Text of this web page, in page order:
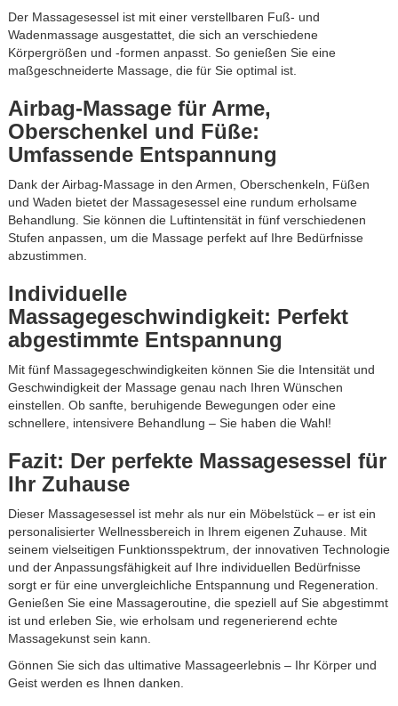
Der Massagesessel ist mit einer verstellbaren Fuß- und
Wadenmassage ausgestattet, die sich an verschiedene
Körpergrößen und -formen anpasst. So genießen Sie eine
maßgeschneiderte Massage, die für Sie optimal ist.
Airbag-Massage für Arme,
Oberschenkel und Füße:
Umfassende Entspannung
Dank der Airbag-Massage in den Armen, Oberschenkeln, Füßen
und Waden bietet der Massagesessel eine rundum erholsame
Behandlung. Sie können die Luftintensität in fünf verschiedenen
Stufen anpassen, um die Massage perfekt auf Ihre Bedürfnisse
abzustimmen.
Individuelle
Massagegeschwindigkeit: Perfekt
abgestimmte Entspannung
Mit fünf Massagegeschwindigkeiten können Sie die Intensität und
Geschwindigkeit der Massage genau nach Ihren Wünschen
einstellen. Ob sanfte, beruhigende Bewegungen oder eine
schnellere, intensivere Behandlung – Sie haben die Wahl!
Fazit: Der perfekte Massagesessel für
Ihr Zuhause
Dieser Massagesessel ist mehr als nur ein Möbelstück – er ist ein
personalisierter Wellnessbereich in Ihrem eigenen Zuhause. Mit
seinem vielseitigen Funktionsspektrum, der innovativen Technologie
und der Anpassungsfähigkeit auf Ihre individuellen Bedürfnisse
sorgt er für eine unvergleichliche Entspannung und Regeneration.
Genießen Sie eine Massageroutine, die speziell auf Sie abgestimmt
ist und erleben Sie, wie erholsam und regenerierend echte
Massagekunst sein kann.
Gönnen Sie sich das ultimative Massageerlebnis – Ihr Körper und
Geist werden es Ihnen danken.